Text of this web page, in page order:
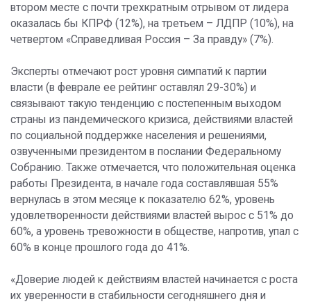
втором месте с почти трехкратным отрывом от лидера
оказалась бы КПРФ (12%), на третьем – ЛДПР (10%), на
четвертом «Справедливая Россия – За правду» (7%).
Эксперты отмечают рост уровня симпатий к партии
власти (в феврале ее рейтинг оставлял 29-30%) и
связывают такую тенденцию с постепенным выходом
страны из пандемического кризиса, действиями властей
по социальной поддержке населения и решениями,
озвученными президентом в послании Федеральному
Собранию. Также отмечается, что положительная оценка
работы Президента, в начале года составлявшая 55%
вернулась в этом месяце к показателю 62%, уровень
удовлетворенности действиями властей вырос с 51% до
60%, а уровень тревожности в обществе, напротив, упал с
60% в конце прошлого года до 41%.
«Доверие людей к действиям властей начинается с роста
их уверенности в стабильности сегодняшнего дня и